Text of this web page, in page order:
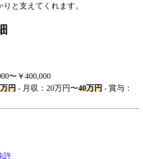
と支えてくれます。
〜￥400,000
円 - 月収：20万円〜40万円 - 賞与：
許